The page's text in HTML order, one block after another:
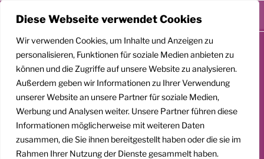
Diese Webseite verwendet Cookies
Wir verwenden Cookies, um Inhalte und Anzeigen zu
personalisieren, Funktionen für soziale Medien anbieten zu
können und die Zugriffe auf unsere Website zu analysieren.
Außerdem geben wir Informationen zu Ihrer Verwendung
unserer Website an unsere Partner für soziale Medien,
Werbung und Analysen weiter. Unsere Partner führen diese
Informationen möglicherweise mit weiteren Daten
zusammen, die Sie ihnen bereitgestellt haben oder die sie im
Rahmen Ihrer Nutzung der Dienste gesammelt haben.
Zum
springen
GEMEINSAM
AUFSTEIGEN
Klarheit. Präsenz. Befreiung.
Transformationscoach | Architekt der Befreiung
Menü